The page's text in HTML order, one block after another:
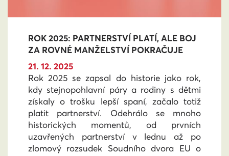
ROK 2025: PARTNERSTVÍ PLATÍ, ALE BOJ
ZA ROVNÉ MANŽELSTVÍ POKRAČUJE
21. 12. 2025
Rok 2025 se zapsal do historie jako rok,
kdy stejnopohlavní páry a rodiny s dětmi
získaly o trošku lepší spaní, začalo totiž
platit partnerství. Odehrálo se mnoho
historických momentů, od prvních
uzavřených partnerství v lednu až po
zlomový rozsudek Soudního dvora EU o